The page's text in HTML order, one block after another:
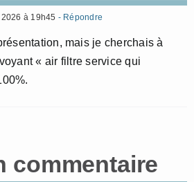
à 19h45 - Répondre
mais je cherchais à
« air filtre service qui
commentaire